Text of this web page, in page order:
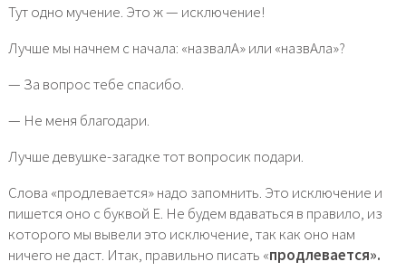
Тут одно мучение. Это ж — исключение!
Лучше мы начнем с начала: «назвалА» или «назвАла»?
— За вопрос тебе спасибо.
— Не меня благодари.
Лучше девушке-загадке тот вопросик подари.
Слова «продлевается» надо запомнить. Это исключение и
пишется оно с буквой Е. Не будем вдаваться в правило, из
которого мы вывели это исключение, так как оно нам
ничего не даст. Итак, правильно писать «продлевается».